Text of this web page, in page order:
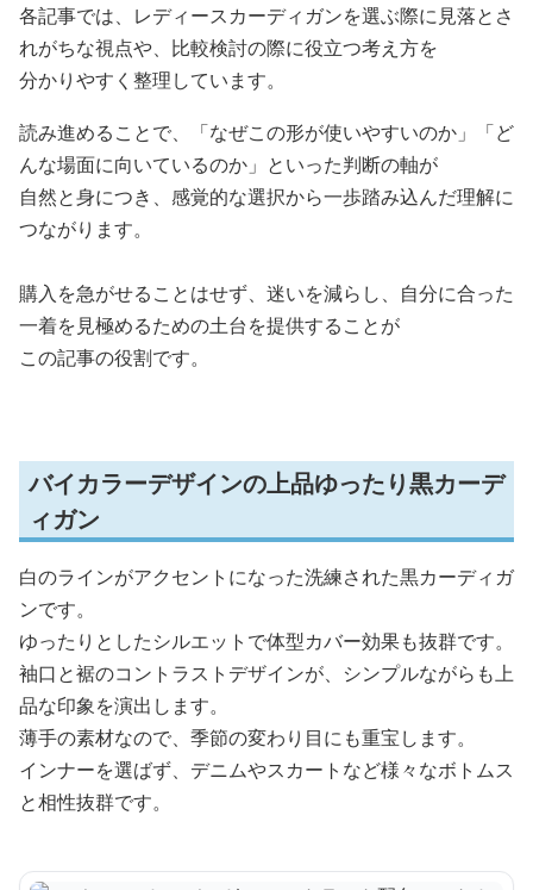
各記事では、レディースカーディガンを選ぶ際に見落とさ
れがちな視点や、比較検討の際に役立つ考え方を
分かりやすく整理しています。
読み進めることで、「なぜこの形が使いやすいのか」「ど
んな場面に向いているのか」といった判断の軸が
自然と身につき、感覚的な選択から一歩踏み込んだ理解に
つながります。
購入を急がせることはせず、迷いを減らし、自分に合った
一着を見極めるための土台を提供することが
この記事の役割です。
バイカラーデザインの上品ゆったり黒カーデ
ィガン
白のラインがアクセントになった洗練された黒カーディガ
ンです。
ゆったりとしたシルエットで体型カバー効果も抜群です。
袖口と裾のコントラストデザインが、シンプルながらも上
品な印象を演出します。
薄手の素材なので、季節の変わり目にも重宝します。
インナーを選ばず、デニムやスカートなど様々なボトムス
と相性抜群です。